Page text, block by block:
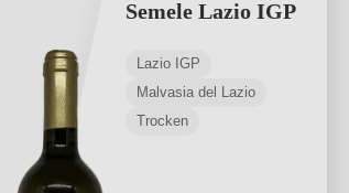
Semele Lazio IGP
Lazio IGP
Malvasia del Lazio
Trocken